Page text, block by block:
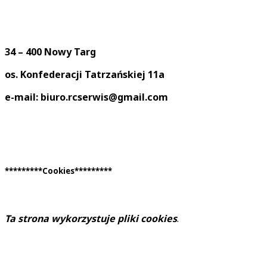
34 – 400 Nowy Targ
os. Konfederacji Tatrzańskiej 11a
e-mail: biuro.rcserwis@gmail.com
*********Cookies*********
Ta strona wykorzystuje pliki cookies.